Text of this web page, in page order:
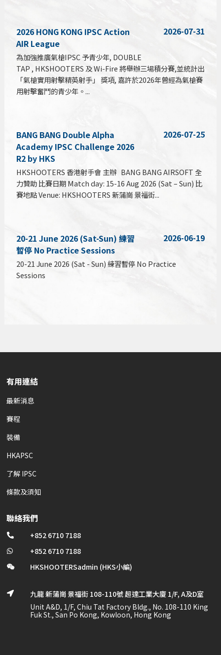
2026 HONG KONG IPSC Action
AIR League
2026-07-31
為加強推廣氣槍IPSC 予青少年, DOUBLE
TAP , HKSHOOTERS 及 Wi-Fire 將舉辦三場積分賽,並統計出
「氣槍實用射擊精英射手」 獎項, 嘉許於2026年曾經為氣槍賽
用射擊奮鬥的青少年。...
BANG BANG Double Alpha
Academy IPSC Challenge 2026
R2 by HKS
2026-07-25
HKSHOOTERS 香港射手會 主辦 BANG BANG AIRSOFT 全
力贊助 比賽日期 Match day: 15-16 Aug 2026 (Sat – Sun) 比
賽地點 Venue: HKSHOOTERS 新蒲崗 景福街...
20-21 June 2026 (Sat-Sun) 練習
暫停 No Practice Sessions
2026-06-19
20-21 June 2026 (Sat - Sun) 練習暫停 No Practice
Sessions
有用連結
最新消息
賽程
裝備
HKAPSC
了解 IPSC
條款及須知
聯絡我們
 +852 6710 7188
 +852 6710 7188
 HKSHOOTERSadmin (HKS小編)

九龍 新蒲崗 景福街 108-110號 超達工業大廈 1/F, A及D室
Unit A&D, 1/F, Chiu Tat Factory Bldg., No. 108-110 King
Fuk St., San Po Kong, Kowloon, Hong Kong